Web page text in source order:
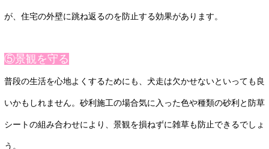
が、住宅の外壁に跳ね返るのを防止する効果があります。
⑤景観を守る
普段の生活を心地よくするためにも、犬走は欠かせないといっても良
いかもしれません。砂利施工の場合気に入った色や種類の砂利と防草
シートの組み合わせにより、景観を損ねずに雑草も防止できるでしょ
う。